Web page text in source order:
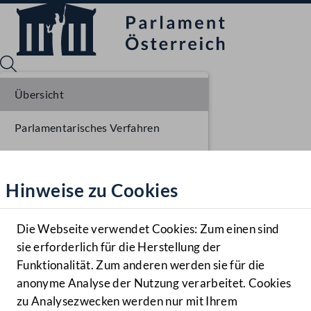
Hilfe
Benutzer
Navigationsmenü öffnen
MENÜ
Hinweise zu Cookies
Die Webseite verwendet Cookies: Zum einen sind
sie erforderlich für die Herstellung der
Funktionalität. Zum anderen werden sie für die
anonyme Analyse der Nutzung verarbeitet. Cookies
zu Analysezwecken werden nur mit Ihrem
Übersicht
Parlamentarisches Verfahren
Ausschussberatungen NR